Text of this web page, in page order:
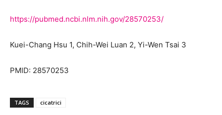
https://pubmed.ncbi.nlm.nih.gov/28570253/
Kuei-Chang Hsu 1, Chih-Wei Luan 2, Yi-Wen Tsai 3
PMID: 28570253
TAGS cicatrici